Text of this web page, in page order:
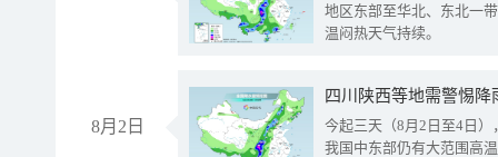
地区东部至华北、东北一
温闷热天气持续。
8月2日
今起三天（8月2日至4日
我国中东部仍有大范围高